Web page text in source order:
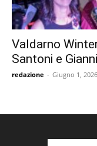
Valdarno
Santoni e
redazione - Giugno 1, 2026